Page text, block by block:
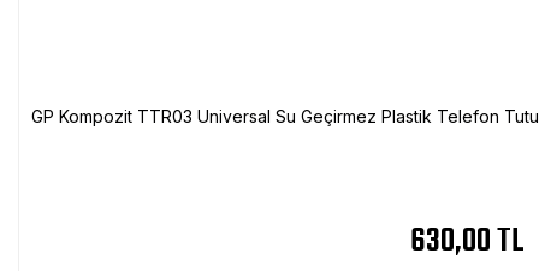
GP Kompozit TTR03 Universal Su Geçirmez Plastik Telefon
630,00 TL